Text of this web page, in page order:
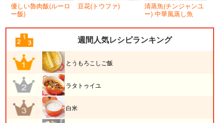
優しい魯肉飯(ルーロ
ー飯)
豆花(トウファ)
清蒸魚(チンジャンユ
ー) 中華風蒸し魚
週間人気レシピランキング
とうもろこしご飯
ラタトゥイユ
白米